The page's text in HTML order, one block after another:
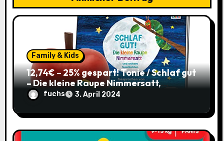
g
i
o
n
Family & Kids
12,74€ – 25% gespart! Tonie / Schlaf gut
– Die kleine Raupe Nimmersatt,
Hörbuch für Kinder ab 3 / mit Coupon
fuchs 3. April 2024